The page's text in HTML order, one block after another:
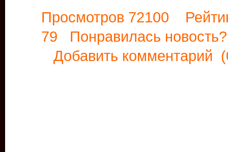
Просмотров 72100
79 Понравилась
Добавить комментарий